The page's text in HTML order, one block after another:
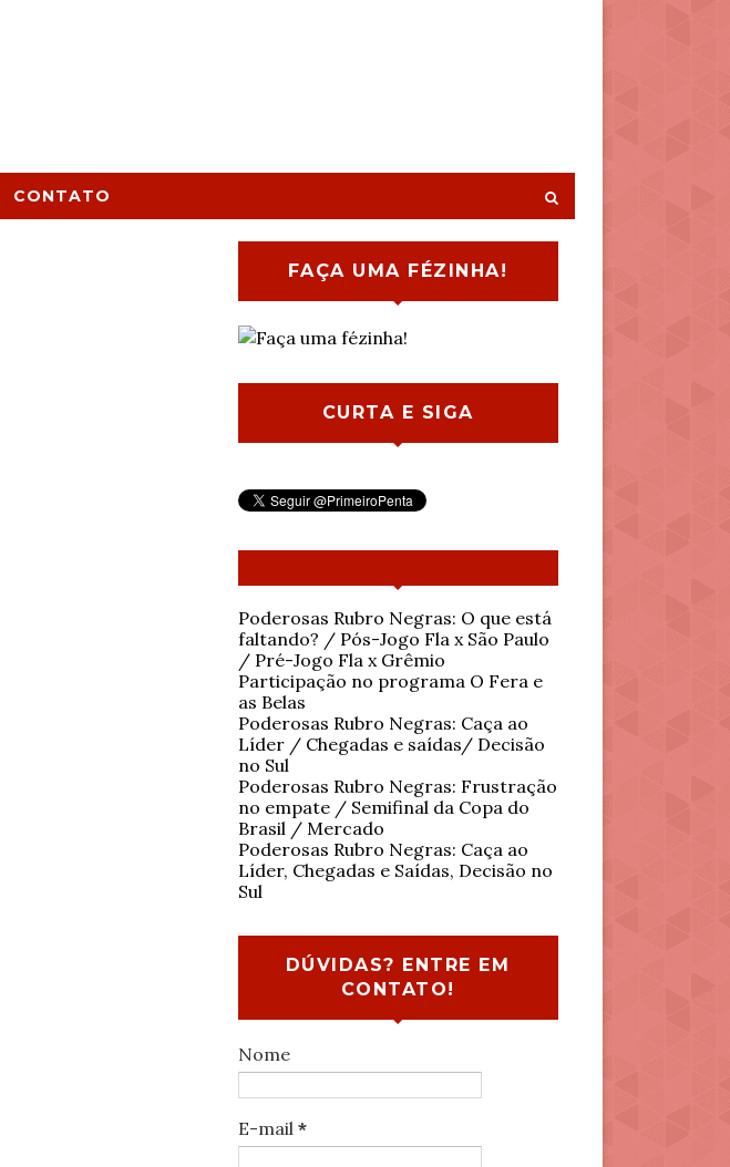
CONTATO
FAÇA UMA FÉZINHA!
CURTA E SIGA
Poderosas Rubro Negras: O que está
faltando? / Pós-Jogo Fla x São Paulo
/ Pré-Jogo Fla x Grêmio
Participação no programa O Fera e
as Belas
Poderosas Rubro Negras: Caça ao
Líder / Chegadas e saídas/ Decisão
no Sul
Poderosas Rubro Negras: Frustração
no empate / Semifinal da Copa do
Brasil / Mercado
Poderosas Rubro Negras: Caça ao
Líder, Chegadas e Saídas, Decisão no
Sul
DÚVIDAS? ENTRE EM
CONTATO!
Nome
E-mail *